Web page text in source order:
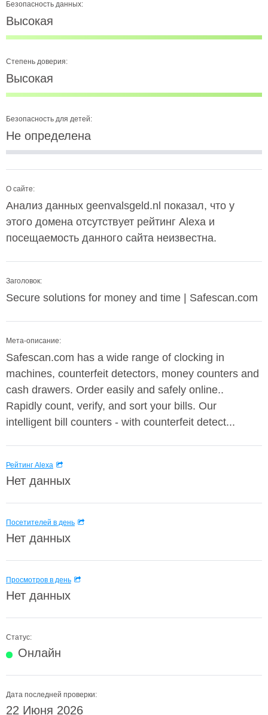
Безопасность данных:
Высокая
Степень доверия:
Высокая
Безопасность для детей:
Не определена
О сайте:
Анализ данных geenvalsgeld.nl показал, что у
этого домена отсутствует рейтинг Alexa и
посещаемость данного сайта неизвестна.
Заголовок:
Secure solutions for money and time | Safescan.com
Мета-описание:
Safescan.com has a wide range of clocking in
machines, counterfeit detectors, money counters and
cash drawers. Order easily and safely online..
Rapidly count, verify, and sort your bills. Our
intelligent bill counters - with counterfeit detect...
Рейтинг Alexa
Нет данных
Посетителей в день
Нет данных
Просмотров в день
Нет данных
Статус:
Онлайн
Дата последней проверки:
22 Июня 2026